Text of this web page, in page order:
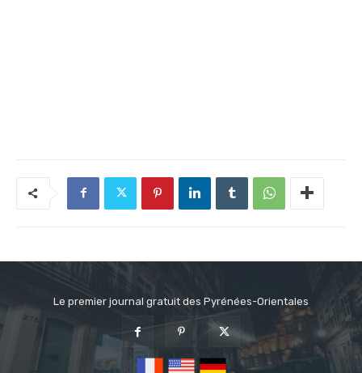
Le premier journal gratuit des Pyrénées-Orientales